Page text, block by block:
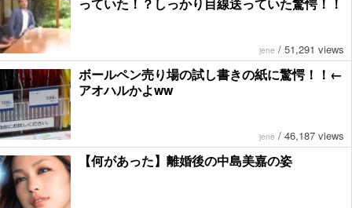
jene / 51,291 views
ボールペン売り場の試し書きの紙に驚愕！！←
アオハルかよww
jene / 46,187 views
【何があった】離婚後の中島美嘉の姿